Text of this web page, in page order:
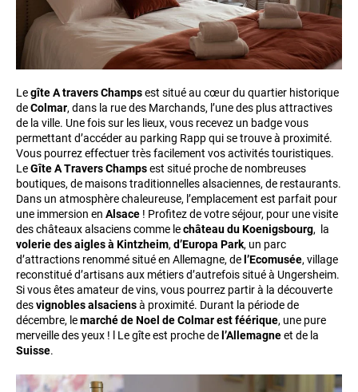
Legîte A travers Champsest situé au cœur du quartier historique
deColmar, dans la rue des Marchands, l’une des plus attractives
de la ville. Une fois sur les lieux, vous recevez un badge vous
permettant d’accéder au parking Rapp qui se trouve à proximité.
Vous pourrez effectuer très facilement vos activités touristiques.
LeGîte A Travers Champsest situé proche de nombreuses
boutiques, de maisons traditionnelles alsaciennes, de restaurants.
Dans un atmosphère chaleureuse, l’emplacement est parfait pour
une immersion en Alsace ! Profitez de votre séjour, pour une visite
des châteaux alsaciens comme lechâteau du Koenigsbourg, la
volerie des aigles à Kintzheim, d’Europa Park, un parc
d’attractions renommé situé en Allemagne, del’Ecomusée, village
reconstitué d’artisans aux métiers d’autrefois situé à Ungersheim.
Si vous êtes amateur de vins, vous pourrez partir à la découverte
desvignobles alsaciensà proximité. Durant la période de
décembre, lemarché de Noel de Colmar est féérique, une pure
merveille des yeux ! l Le gîte est proche del’Allemagneet de la
Suisse.